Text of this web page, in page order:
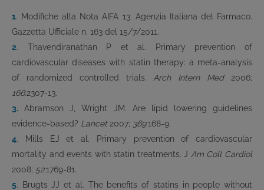
1. Modifiche alla Nota AIFA 13. Agenzia Italiana del Farmaco.
Gazzetta Ufficiale n. 163 del 15/7/2011.
2. Thavendiranathan P et al. Primary prevention of
cardiovascular diseases with statin therapy: a meta-analysis
of randomized controlled trials. Arch Intern Med2006;
166:2307-13.
3. Abramson J, Wright JM. Are lipid lowering guidelines
evidence-based? Lancet2007; 369:168-9.
4. Mills EJ et al. Primary prevention of cardiovascular
mortality and events with statin treatments. J Am Coll Cardiol
2008; 52:1769-81.
5. Brugts JJ et al. The benefits of statins in people without